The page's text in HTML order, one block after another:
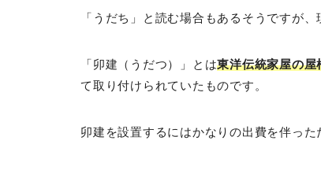
「うだち」と読む場合もあるそうですが
「卯建（うだつ）」とは東洋伝統家屋の屋
て取り付けられていたものです。
卯建を設置するにはかなりの出費を伴った